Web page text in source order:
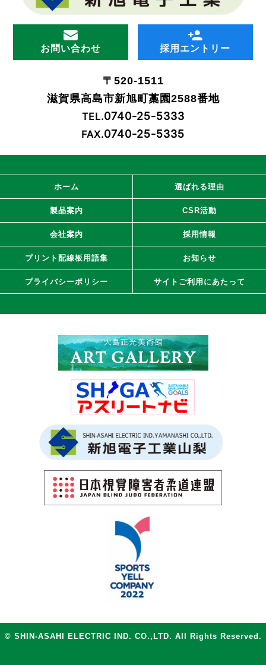
お問い合わせ 採用エントリー
〒520-1511
滋賀県高島市新旭町藁園2588番地
TEL.0740-25-5333
FAX.0740-25-5335
ホーム 選ばれる理由
製品案内 CSR活動
会社案内 採用情報
プリント配線板用語集 お知らせ
プライバシーポリシー サイトご利用にあたって
© SHIN-ASAHI ELECTRIC IND. CO.,LTD. All Rights Reserved.